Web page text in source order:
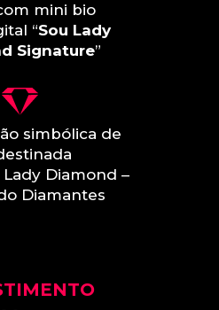
mini bio
“Sou Lady
Signature”
simbólica de
Diamond –
Diamantes